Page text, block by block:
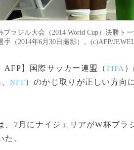
ブラジル大会（2014 World Cup）決勝ト
手（2014年6月30日撮影）。(c)AFP/
AFP】国際サッカー連盟（ FIFA
、NFF）のかじ取りが正しい方向
7月にナイジェリアがW杯ブラ
た。